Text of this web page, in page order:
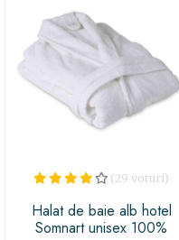
(29 voturi)
Halat de baie alb hotel
Somnart unisex 100%